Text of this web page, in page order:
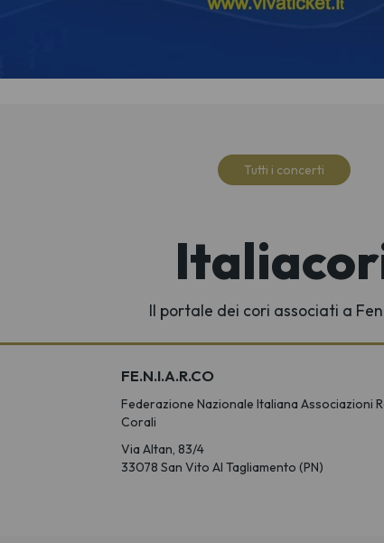
Tutti i concerti
Il portale dei cori associati a
FE.N.I.A.R.CO
Federazione Nazionale Italiana Associazioni
Corali
Via Altan, 83/4
33078 San Vito Al Tagliamento (PN)